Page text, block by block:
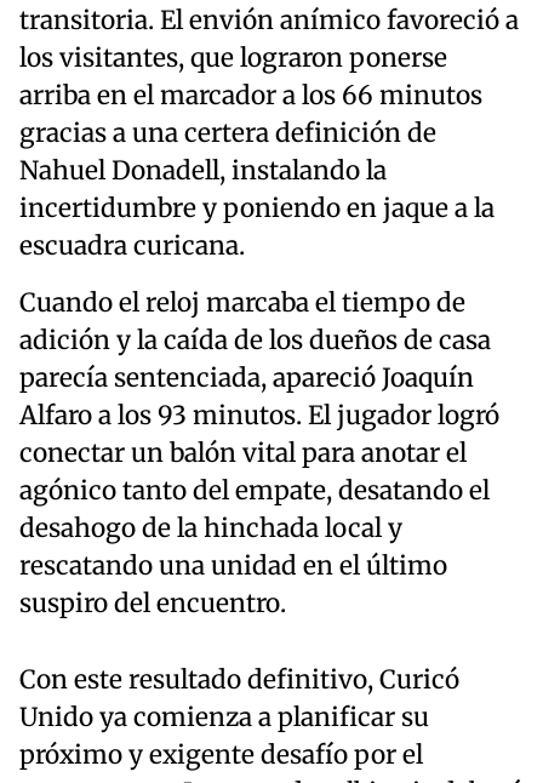
transitoria. El envión anímico favoreció a
los visitantes, que lograron ponerse
arriba en el marcador a los 66 minutos
gracias a una certera definición de
Nahuel Donadell, instalando la
incertidumbre y poniendo en jaque a la
escuadra curicana.
Cuando el reloj marcaba el tiempo de
adición y la caída de los dueños de casa
parecía sentenciada, apareció Joaquín
Alfaro a los 93 minutos. El jugador logró
conectar un balón vital para anotar el
agónico tanto del empate, desatando el
desahogo de la hinchada local y
rescatando una unidad en el último
suspiro del encuentro.
Con este resultado definitivo, Curicó
Unido ya comienza a planificar su
próximo y exigente desafío por el